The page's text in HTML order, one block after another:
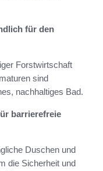
für den
Forstwirtschaft
sind
nachhaltiges Bad.
barrierefreie
Duschen und
die Sicherheit und